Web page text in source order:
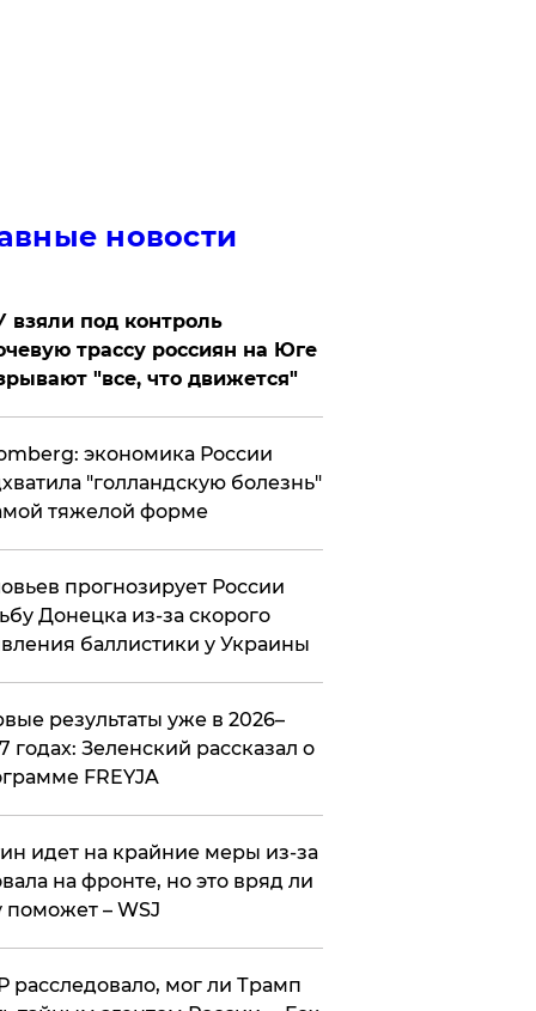
новости
взяли под контроль
трассу россиян на Юге
"все, что движется"
экономика России
"голландскую болезнь"
тяжелой форме
прогнозирует России
Донецка из-за скорого
баллистики у Украины
результаты уже в 2026–
годах: Зеленский рассказал о
FREYJA
идет на крайние меры из-за
на фронте, но это вряд ли
поможет – WSJ
расследовало, мог ли Трамп